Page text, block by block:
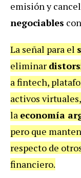
emisión y
negociables
La señal para el
eliminar
a fintech,
activos
la economía
pero que
respecto de
financiero.